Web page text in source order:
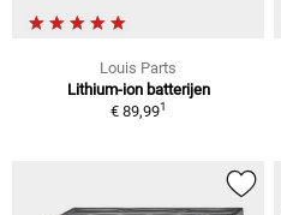
Louis Parts
Lithium-ion batterijen
€ 89,991